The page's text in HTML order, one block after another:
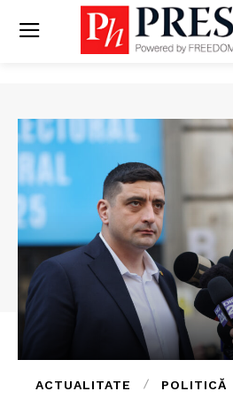
ACTUALITATE POLITICĂ